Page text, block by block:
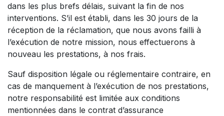
dans les plus brefs délais, suivant la fin de nos
interventions. S’il est établi, dans les 30 jours de la
réception de la réclamation, que nous avons failli à
l’exécution de notre mission, nous effectuerons à
nouveau les prestations, à nos frais.
Sauf disposition légale ou réglementaire contraire, en
cas de manquement à l’exécution de nos prestations,
notre responsabilité est limitée aux conditions
mentionnées dans le contrat d’assurance